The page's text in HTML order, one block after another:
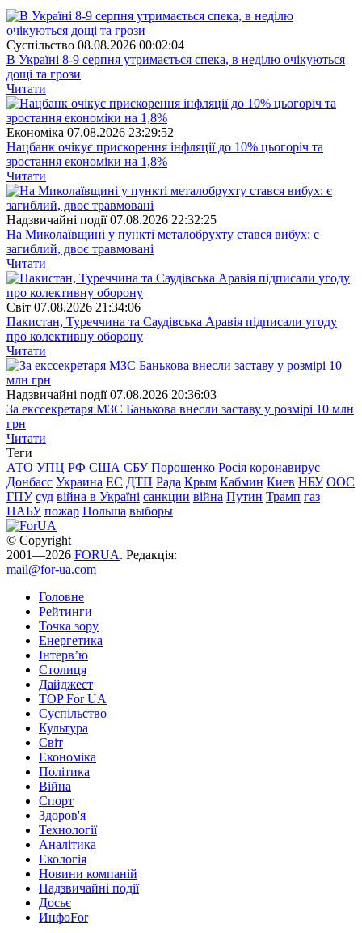
Суспiльство 08.08.2026 00:02:04
В Україні 8-9 серпня утримається спека, в неділю очікуються
дощі та грози
Читати
Економіка 07.08.2026 23:29:52
Нацбанк очікує прискорення інфляції до 10% цьогоріч та
зростання економіки на 1,8%
Читати
Надзвичайні події 07.08.2026 22:32:25
На Миколаївщині у пункті металобрухту стався вибух: є
загиблий, двоє травмовані
Читати
Свiт 07.08.2026 21:34:06
Пакистан, Туреччина та Саудівська Аравія підписали угоду
про колективну оборону
Читати
Надзвичайні події 07.08.2026 20:36:03
За екссекретаря МЗС Банькова внесли заставу у розмірі 10 млн
грн
Читати
Теги
АТО УПЦ РФ США СБУ Порошенко Росія коронавирус
Донбасс Украина ЕС ДТП Рада Крым Кабмин Киев НБУ ООС
ГПУ суд війна в Україні санкции війна Путин Трамп газ
НАБУ пожар Польша выборы
© Copyright
2001—2026 FORUA. Редакція:
mail@for-ua.com
Головне
Рейтинги
Точка зору
Енергетика
Інтерв’ю
Столиця
Дайджест
TOP For UA
Суспiльство
Культура
Світ
Економіка
Політика
Війна
Спорт
Здоров'я
Технології
Аналітика
Екологія
Новини компаній
Надзвичайні події
Досьє
ИнфоFor